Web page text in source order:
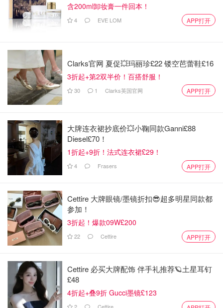
含200ml卸妆膏一件回本！
4 EVE LOM APP打开
Clarks官网 夏促💥玛丽珍£22 镂空芭蕾鞋£16
3折起+第2双半价！百搭舒服！
30 1 Clarks英国官网 APP打开
大牌连衣裙抄底价💥小鞠同款Ganni£88
Diesel£70！
1折起+9折！法式连衣裙£29！
4 Frasers APP打开
Cettire 大牌眼镜/墨镜折扣😎超多明星同款都
参加！
3折起！爆款09W£200
22 Cettire APP打开
Cettire 必买大牌配饰 伴手礼推荐🪐土星耳钉
£48
4折起+叠9折 Gucci墨镜£123